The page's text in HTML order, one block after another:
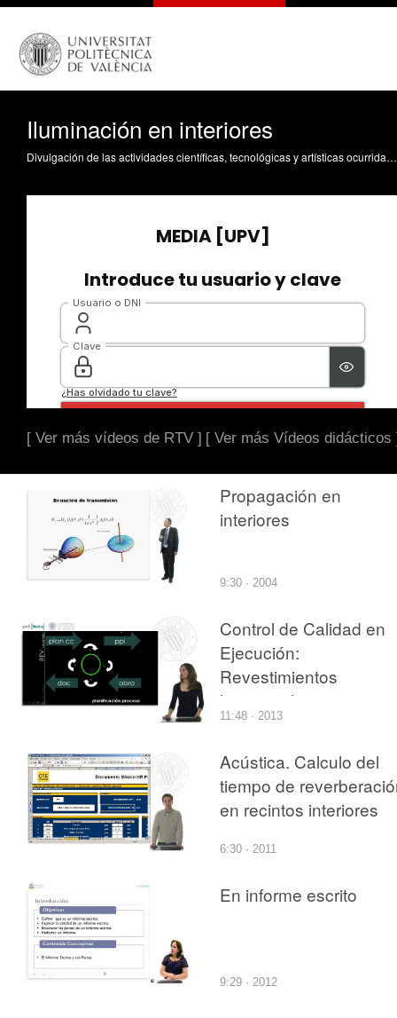
Iluminación en interiores
Divulgación de las actividades científicas, tecnológicas y artísticas ocurridas en los tres campus de la UPV
[ Ver más vídeos de RTV ] [ Ver más Vídeos didácticos
Propagación en
interiores
9:30 · 2004
Control de Calidad en
Ejecución:
Revestimientos
horizontales interiores -
techos
11:48 · 2013
Acústica. Calculo del
tiempo de
en recintos interiores
6:30 · 2011
En informe escrito
9:29 · 2012